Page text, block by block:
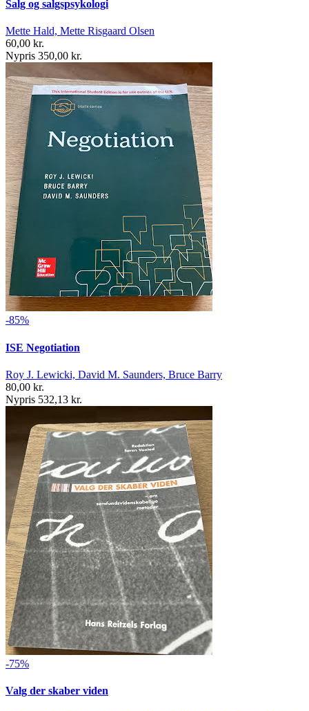
Salg og salgspsykologi
Mette Hald, Mette Risgaard Olsen
60,00 kr.
Nypris 350,00 kr.
-85%
ISE Negotiation
Roy J. Lewicki, David M. Saunders, Bruce Barry
80,00 kr.
Nypris 532,13 kr.
-75%
Valg der skaber viden